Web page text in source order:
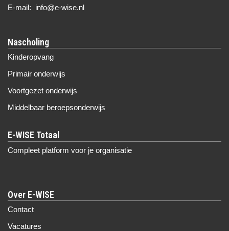
E-mail: info@e-wise.nl
Nascholing
Kinderopvang
Primair onderwijs
Voortgezet onderwijs
Middelbaar beroepsonderwijs
Compleet platform voor je organisatie
Over E-WISE
Contact
Vacatures